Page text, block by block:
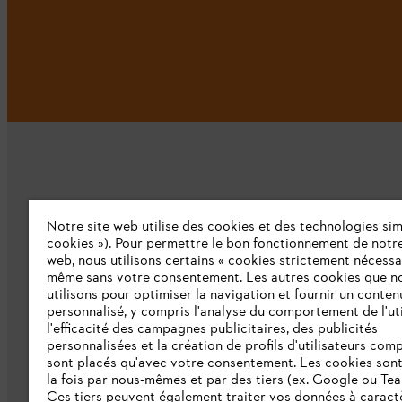
L'Entreprise
Qui sommes-nous ?
Presse
Emploi
Ligne Intégrité STIHL
Notre site web utilise des cookies et des technologies
cookies »). Pour permettre le bon fonctionnement de
web, nous utilisons certains « cookies strictement
même sans votre consentement. Les autres cookies que
utilisons pour optimiser la navigation et fournir un
personnalisé, y compris l'analyse du comportement de
l'efficacité des campagnes publicitaires, des publicités
personnalisées et la création de profils d'utilisateurs
sont placés qu'avec votre consentement. Les cookies
la fois par nous-mêmes et par des tiers (ex. Google ou
Ces tiers peuvent également traiter vos données à